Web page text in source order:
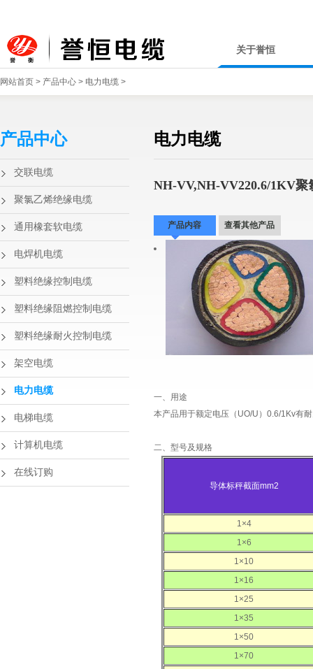
关于誉恒
网站首页 > 产品中心 > 电力电缆 >
产品中心
交联电缆
聚氯乙烯绝缘电缆
通用橡套软电缆
电焊机电缆
塑料绝缘控制电缆
塑料绝缘阻燃控制电缆
塑料绝缘耐火控制电缆
架空电缆
电力电缆
电梯电缆
计算机电缆
在线订购
电力电缆
NH-VV,NH-VV220.6/1KV
产品内容 查看其他产品
一、用途
本产品用于额定电压（UO/U）0.6/1Kv有
二、型号及规格
导体标秤截面mm2
1×4
1×6
1×10
1×16
1×25
1×35
1×50
1×70